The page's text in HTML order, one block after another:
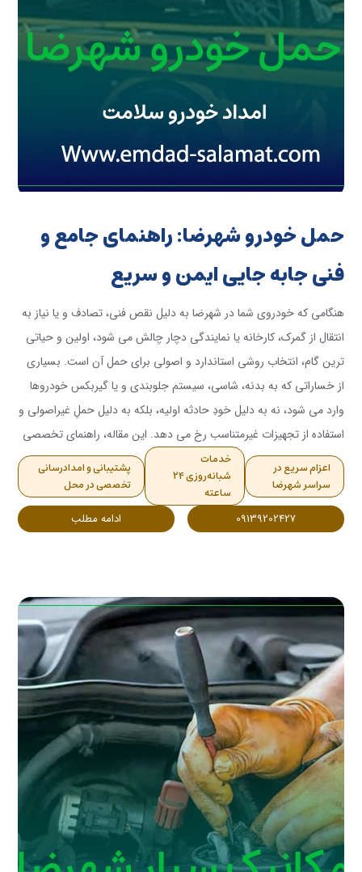
حمل خودرو شهرضا: راهنمای جامع و
فنی جابه‌ جایی ایمن و سریع
هنگامی که خودروی شما در شهرضا به دلیل نقص فنی، تصادف و یا نیاز به
انتقال از گمرک، کارخانه یا نمایندگی دچار چالش می شود، اولین و حیاتی
ترین گام، انتخاب روشی استاندارد و اصولی برای حمل آن است. بسیاری
از خساراتی که به بدنه، شاسی، سیستم جلوبندی و یا گیربکس خودروها
وارد می شود، نه به دلیل خودِ حادثه اولیه، بلکه به دلیل حملِ غیراصولی و
استفاده از تجهیزات غیرمتناسب رخ می دهد. این مقاله، راهنمای تخصصی
شما برای شناسایی بهترین روش های جابه جایی خودرو در شهرضا است.
اعزام سریع در
سراسر شهرضا
خدمات
شبانه‌روزی ۲۴
ساعته
پشتیبانی و امدادرسانی
تخصصی در محل
09139202427 ادامه مطلب